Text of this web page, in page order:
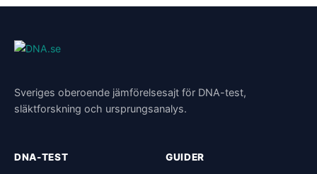
Sveriges oberoende jämförelsesajt för DNA-test,
släktforskning och ursprungsanalys.
DNA-TEST GUIDER